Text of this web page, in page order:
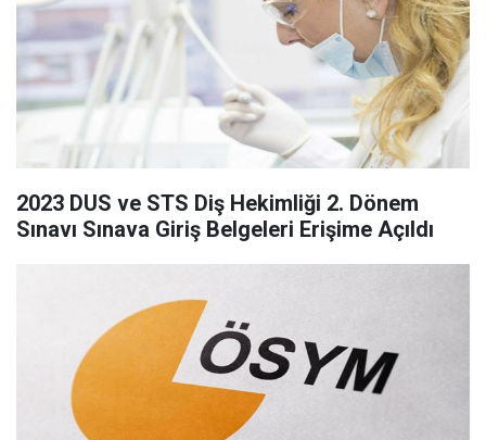
2023 DUS ve STS Diş Hekimliği 2. Dönem
Sınavı Sınava Giriş Belgeleri Erişime Açıldı